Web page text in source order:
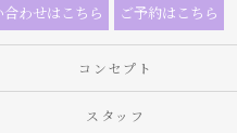
合わせはこちら ご予約はこちら
コンセプト
スタッフ